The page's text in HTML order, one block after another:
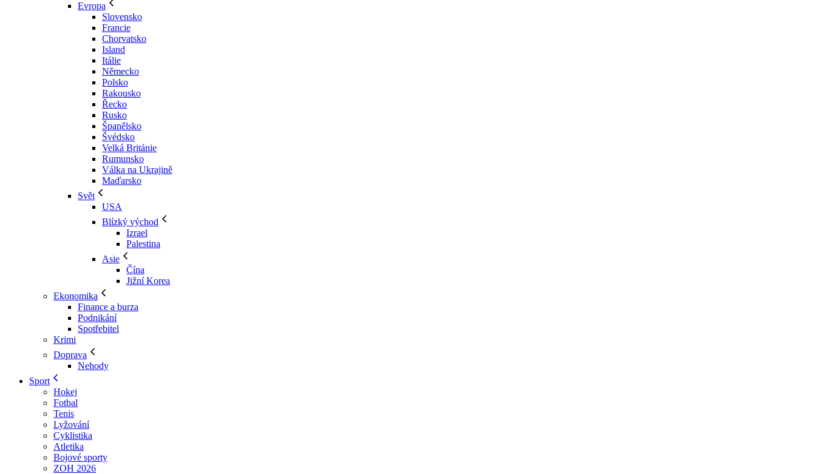
Evropa
Slovensko
Francie
Chorvatsko
Island
Itálie
Německo
Polsko
Rakousko
Řecko
Rusko
Španělsko
Švédsko
Velká Británie
Rumunsko
Válka na Ukrajině
Maďarsko
Svět
USA
Blízký východ
Izrael
Palestina
Asie
Čína
Jižní Korea
Ekonomika
Finance a burza
Podnikání
Spotřebitel
Krimi
Doprava
Nehody
Sport
Hokej
Fotbal
Tenis
Lyžování
Cyklistika
Atletika
Bojové sporty
ZOH 2026